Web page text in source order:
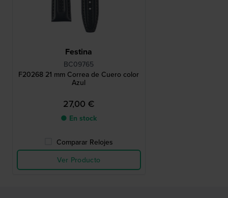
Festina
BC09765
F20268 21 mm Correa de Cuero color
Azul
27,00 €
● En stock
Comparar Relojes
Ver Producto